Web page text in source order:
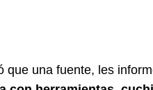
que una fuente, les